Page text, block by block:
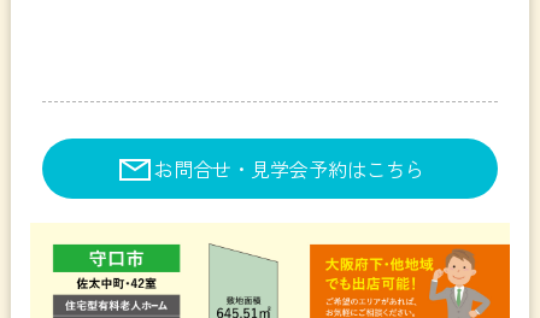
お問合せ・見学会予約はこちら